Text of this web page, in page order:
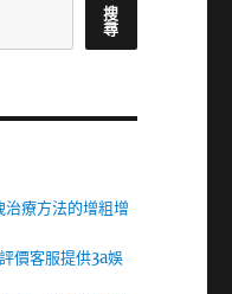
搜
尋
療方法的增粗增
價客服提供3a娛